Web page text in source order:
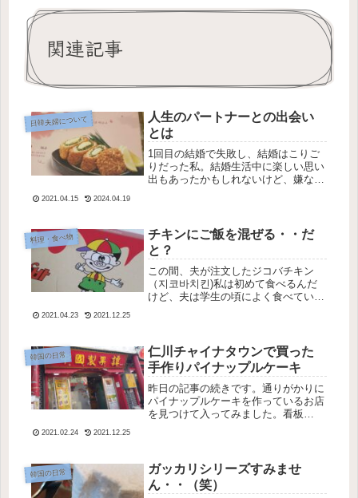
関連記事
日韓夫婦について
人生のパートナーとの出会い
とは
1回目の結婚で失敗し、結婚はこりご
りだった私。結婚生活中に楽しい思い
出もあったかもしれないけど、嫌な思
弟や姪なども居るけど、離れて一人で
ず...
2021.04.15 2024.04.19
料理・食べ物
チキンにご飯を混ぜる・・だ
と？
この間、夫が注文したジコバチキン
（지코바치킨)私は初めて食べるんだ
けど、夫は学生の頃によく食べていた
には辛すぎて１個で食べるの止めまし
た（笑...
2021.04.23 2021.12.25
韓国の日常
仁川チャイナタウンで買った
手作りパイナップルケーキ
昨日の記事の続きです。通りがかりに
パイナップルケーキを作っているお店
を見つけて入ってみました。看板
とメロンケーキを買ってみました。家
に帰...
2021.02.24 2021.12.25
韓国の日常
ガッカリシリーズすみませ
ん・・（笑）